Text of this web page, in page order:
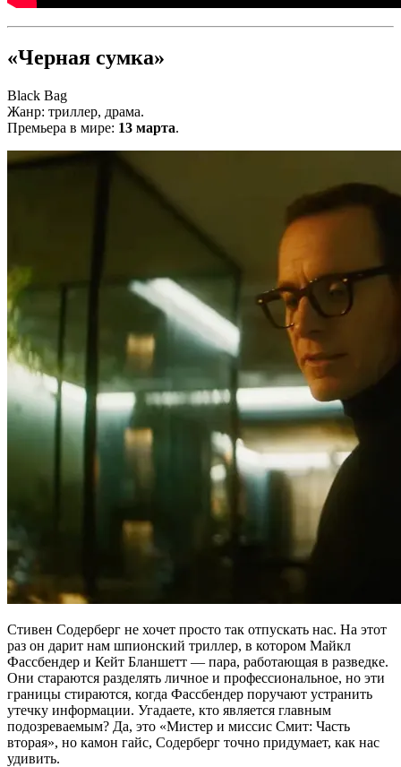
«Черная сумка»
Black Bag
Жанр: триллер, драма.
Премьера в мире: 13 марта.
Стивен Содерберг не хочет просто так отпускать нас. На этот
раз он дарит нам шпионский триллер, в котором Майкл
Фассбендер и Кейт Бланшетт — пара, работающая в разведке.
Они стараются разделять личное и профессиональное, но эти
границы стираются, когда Фассбендер поручают устранить
утечку информации. Угадаете, кто является главным
подозреваемым? Да, это «Мистер и миссис Смит: Часть
вторая», но камон гайс, Содерберг точно придумает, как нас
удивить.